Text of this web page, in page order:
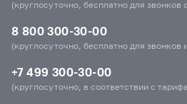
(круглосуточно, бесплатно для звонков
8 800 300-30-00
(круглосуточно, бесплатно для звонков
+7 499 300-30-00
(круглосуточно, в соответствии с